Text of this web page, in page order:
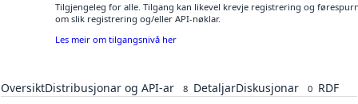
Tilgjengeleg for alle. Tilgang kan likevel krevje registrering og
om slik registrering og/eller API-nøklar.
Les meir om tilgangsnivå her
OversiktDistribusjonar og API-ar 8 DetaljarDiskusjonar 0 RDF